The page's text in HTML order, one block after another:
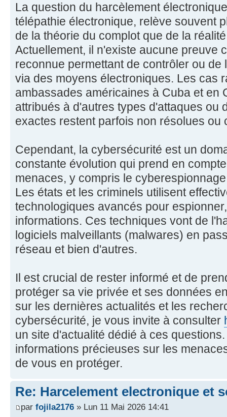
La question du harcèlement
télépathie électronique, relève souvent
de la théorie du complot que de la
Actuellement, il n'existe aucune preuve
reconnue permettant de contrôler ou
via des moyens électroniques. Les cas
ambassades américaines à Cuba et en
attribués à d'autres types d'attaques ou
exactes restent parfois non résolues ou
Cependant, la cybersécurité est un
constante évolution qui prend en
menaces, y compris le
Les états et les criminels utilisent
technologiques avancés pour
informations. Ces techniques vont de
logiciels malveillants (malwares) en
réseau et bien d'autres.
Il est crucial de rester informé et de
protéger sa vie privée et ses données
sur les dernières actualités et les
cybersécurité, je vous invite à consulter
un site d'actualité dédié à ces
informations précieuses sur les
de vous en protéger.
Re: Harcelement electronique et
par fojila2176 » Lun 11 Mai 2026 14:41